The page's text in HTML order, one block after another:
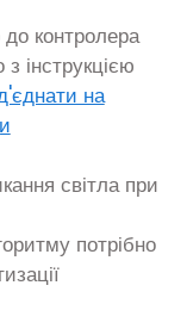
контролера
інструкцією
на
світла при
потрібно